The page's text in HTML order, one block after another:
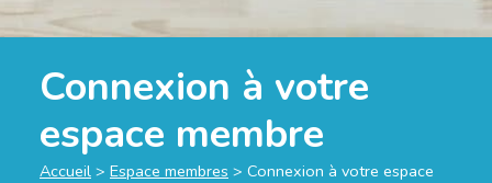
Connexion à votre
espace membre
Accueil > Espace membres > Connexion à votre espace